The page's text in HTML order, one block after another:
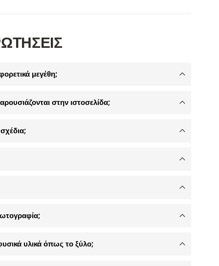
μεγέθη;
στην ιστοσελίδα;
υλικά όπως το ξύλο;